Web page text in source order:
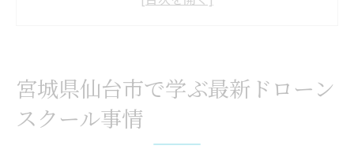
産業分野で活躍するドローンスクールの現
状分析
受講スタイル別に見るドローンスクールの
宮城県仙台市で学ぶ最新ドローン
スクール事情